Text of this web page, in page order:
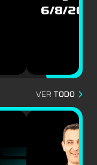
6/8/
VER TODO